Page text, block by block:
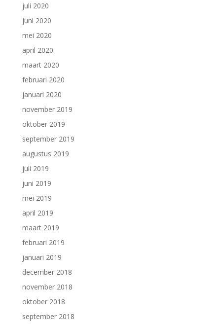
juli 2020
juni 2020
mei 2020
april 2020
maart 2020
februari 2020
januari 2020
november 2019
oktober 2019
september 2019
augustus 2019
juli 2019
juni 2019
mei 2019
april 2019
maart 2019
februari 2019
januari 2019
december 2018
november 2018
oktober 2018
september 2018